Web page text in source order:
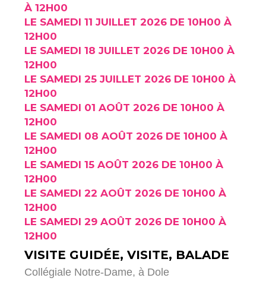
À 12H00
LE SAMEDI 11 JUILLET 2026 DE 10H00 À
12H00
LE SAMEDI 18 JUILLET 2026 DE 10H00 À
12H00
LE SAMEDI 25 JUILLET 2026 DE 10H00 À
12H00
LE SAMEDI 01 AOÛT 2026 DE 10H00 À
12H00
LE SAMEDI 08 AOÛT 2026 DE 10H00 À
12H00
LE SAMEDI 15 AOÛT 2026 DE 10H00 À
12H00
LE SAMEDI 22 AOÛT 2026 DE 10H00 À
12H00
LE SAMEDI 29 AOÛT 2026 DE 10H00 À
12H00
VISITE GUIDÉE, VISITE, BALADE
Collégiale Notre-Dame, à Dole